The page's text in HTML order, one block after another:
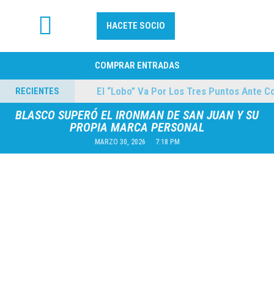
HACETE SOCIO
COMPRAR ENTRADAS
RECIENTES
04/08/2026 El “Lobo” Va Por Los Tres Puntos Ante
BLASCO SUPERÓ EL IRONMAN DE SAN JUAN Y SU
PROPIA MARCA PERSONAL
MARZO 30, 2026 7:18 PM